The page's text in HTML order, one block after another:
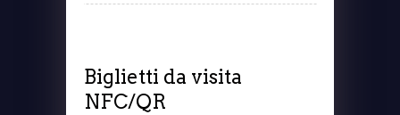
Biglietti da visita
NFC/QR